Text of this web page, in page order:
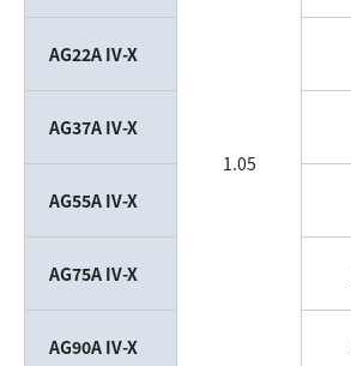
1.05
AG22A IV-X
AG37A IV-X
AG55A IV-X
AG75A IV-X
AG90A IV-X